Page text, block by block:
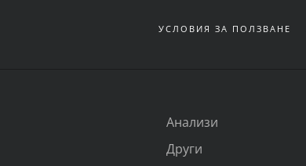
УСЛОВИЯ ЗА ПОЛЗВАНЕ
Анализи
Други